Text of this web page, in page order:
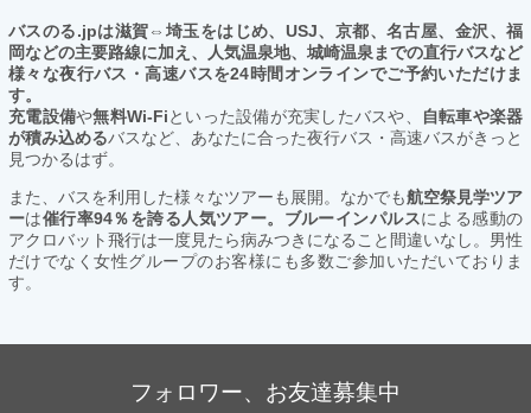
バスのる.jpは滋賀⇔埼玉をはじめ、USJ、京都、名古屋、金沢、福
岡などの主要路線に加え、人気温泉地、城崎温泉までの直行バスなど
様々な夜行バス・高速バスを24時間オンラインでご予約いただけま
す。
充電設備や無料Wi-Fiといった設備が充実したバスや、
自転車や楽器
が積み込めるバスなど、あなたに合った夜行バス・高速バスがきっと
見つかるはず。
また、バスを利用した様々なツアーも展開。なかでも航空祭見学ツア
ーは催行率94％を誇る人気ツアー。ブルーインパルスによる感動の
アクロバット飛行は一度見たら病みつきになること間違いなし。男性
だけでなく女性グループのお客様にも多数ご参加いただいておりま
す。
フォロワー、お友達募集中